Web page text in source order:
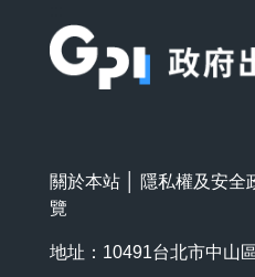
關於本站 隱私權及安全
覽
地址：10491台北市中山